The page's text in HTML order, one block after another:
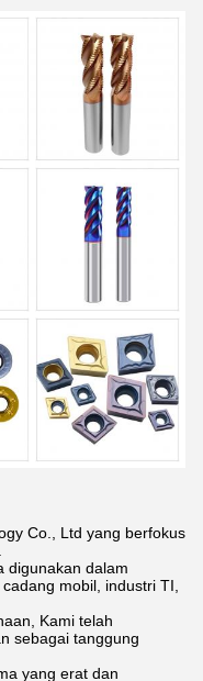
Co., Ltd yang berfokus
digunakan dalam
mobil, industri TI,
Kami telah
sebagai tanggung
yang erat dan